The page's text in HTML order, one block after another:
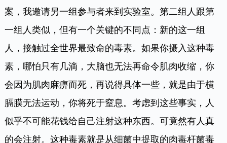
案，我邀请另一组参与者来到实验室。第二组人跟第
一组人类似，但有一个关键的不同点：新的这一组
人，接触过全世界最致命的毒素。如果你摄入这种毒
素，哪怕只有几滴，大脑也无法再命令肌肉收缩，你
会因为肌肉麻痹而死，再说得具体一些，就是由于横
膈膜无法运动，你将死于窒息。考虑到这些事实，人
似乎不可能花钱给自己注射这种东西。可竟然有人真
的会注射。这种毒素就是从细菌中提取的肉毒杆菌毒